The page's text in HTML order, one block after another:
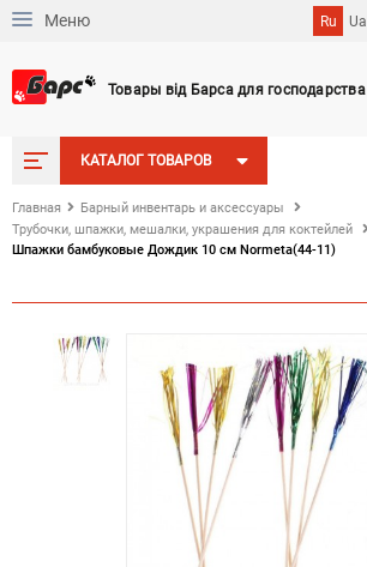
Меню Ru Ua
Товары від Барса для господарства
КАТАЛОГ ТОВАРОВ
Главная
Барный инвентарь и аксессуары
Трубочки, шпажки, мешалки, украшения для коктейлей
Шпажки бамбуковые Дождик 10 см Normeta(44-11)